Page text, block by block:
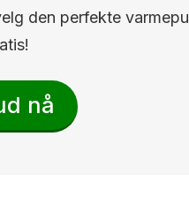
den perfekte
nå